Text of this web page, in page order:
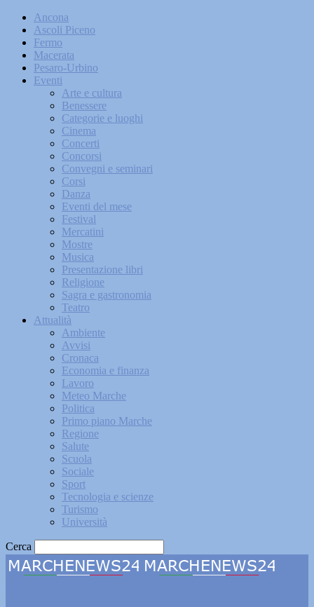
Ancona
Ascoli Piceno
Fermo
Macerata
Pesaro-Urbino
Eventi
Arte e cultura
Benessere
Categorie e luoghi
Cinema
Concerti
Concorsi
Convegni e seminari
Corsi
Danza
Eventi del mese
Festival
Mercatini
Mostre
Musica
Presentazione libri
Religione
Sagra e gastronomia
Teatro
Attualità
Ambiente
Avvisi
Cronaca
Economia e finanza
Lavoro
Meteo Marche
Politica
Primo piano Marche
Regione
Salute
Scuola
Sociale
Sport
Tecnologia e scienze
Turismo
Università
Cerca